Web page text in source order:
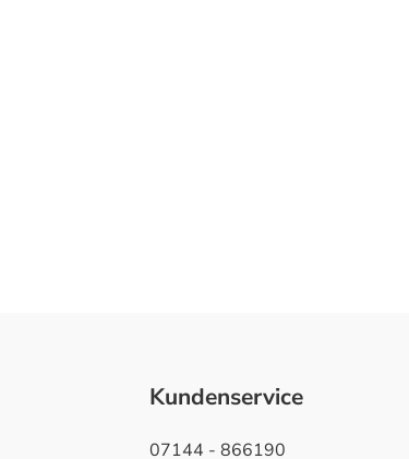
Kundenservice
07144 - 866190